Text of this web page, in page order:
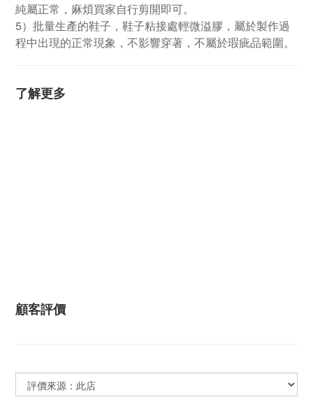
純屬正常，麻煩買家自行剪開即可。
5）批量生產的鞋子，鞋子粘接處輕微溢膠，屬於製作過
程中出現的正常現象，不影響穿著，不屬於瑕疵品範圍。
了解更多
顧客評價